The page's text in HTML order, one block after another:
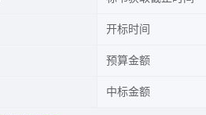
开标时间
预算金额
中标金额